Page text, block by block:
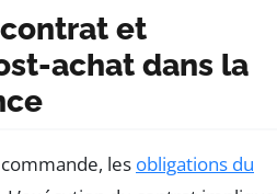
et
achat dans la
les obligations du